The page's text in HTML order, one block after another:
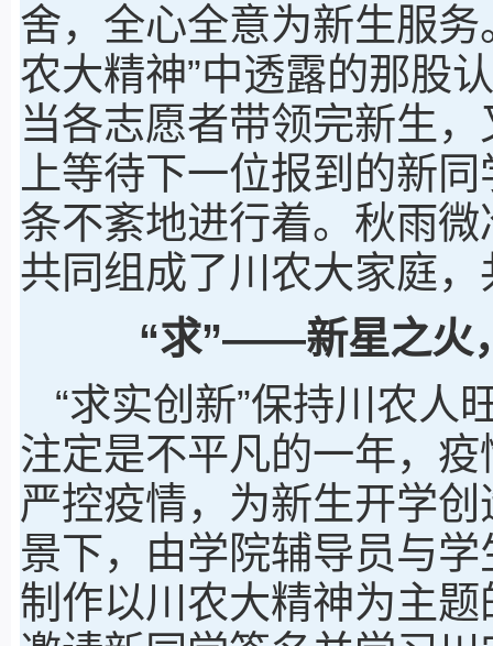
舍，全心全意为新生服
农大精神”中透露的那股
当各志愿者带领完新生
上等待下一位报到的新
条不紊地进行着。秋雨
共同组成了川农大家庭
“求”——新星之火
“求实创新”保持川农人
注定是不平凡的一年，
严控疫情，为新生开学
景下，由学院辅导员与
制作以川农大精神为主题